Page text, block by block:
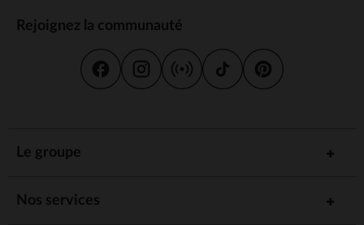
Rejoignez la communauté
Le groupe
Nos services